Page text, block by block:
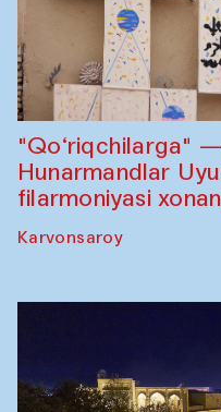
"Qo‘riqchilarga"
Hunarmandlar
filarmoniyasi
Karvonsaroy